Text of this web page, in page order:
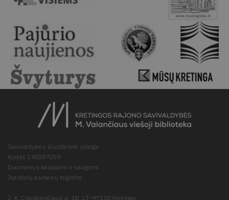
Savivaldybės biudžetinė įstaiga
Kodas 190287259
Duomenys kaupiami ir saugomi
Juridinių asmenų registre
J. K. Chodkevičiaus g. 1B, LT–97130 Kretinga